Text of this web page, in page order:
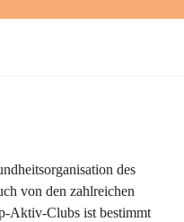
des
von den zahlreichen
Aktiv-Clubs ist bestimmt